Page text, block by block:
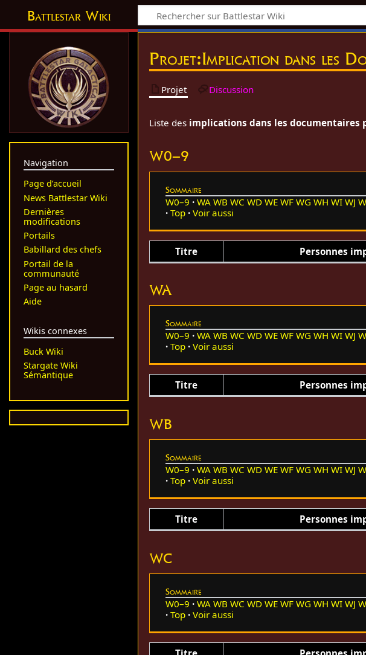
Battlestar Wiki
Projet:Implication dans les
Projet Discussion
Liste des implications dans les documentaires
W0–9
Sommaire
W0–9 WA WB WC WD WE WF WG WH WI WJ
Top
Voir aussi
Titre Personnes
WA
Sommaire
W0–9 WA WB WC WD WE WF WG WH WI WJ
Top
Voir aussi
Titre Personnes
WB
Sommaire
W0–9 WA WB WC WD WE WF WG WH WI WJ
Top
Voir aussi
Titre Personnes
WC
Sommaire
W0–9 WA WB WC WD WE WF WG WH WI WJ
Top
Voir aussi
Navigation
Page d’accueil
News Battlestar Wiki
Dernières
modifications
Portails
Babillard des chefs
Portail de la
communauté
Page au hasard
Aide
Wikis connexes
Buck Wiki
Stargate Wiki
Sémantique